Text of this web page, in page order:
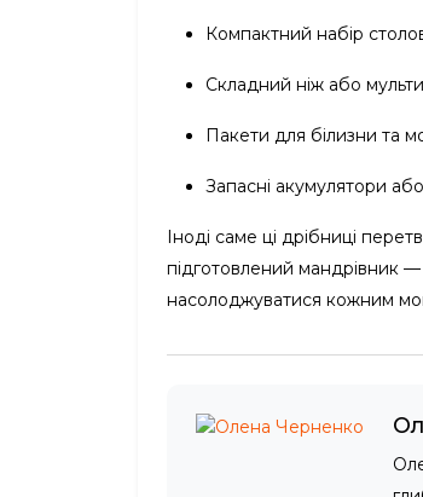
Компактний набір
Складний ніж або
Пакети для білизни та
Запасні акумулятори
Іноді саме ці дрібниці
підготовлений мандрівник —
насолоджуватися кожним